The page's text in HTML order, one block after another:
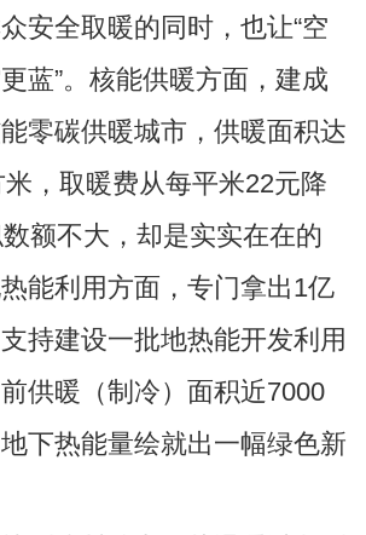
安全取暖的同时，也让“空
蓝”。核能供暖方面，建成
零碳供暖城市，供暖面积达
，取暖费从每平米22元降
额不大，却是实实在在的
能利用方面，专门拿出1亿
持建设一批地热能开发利用
供暖（制冷）面积近7000
下热能量绘就出一幅绿色新